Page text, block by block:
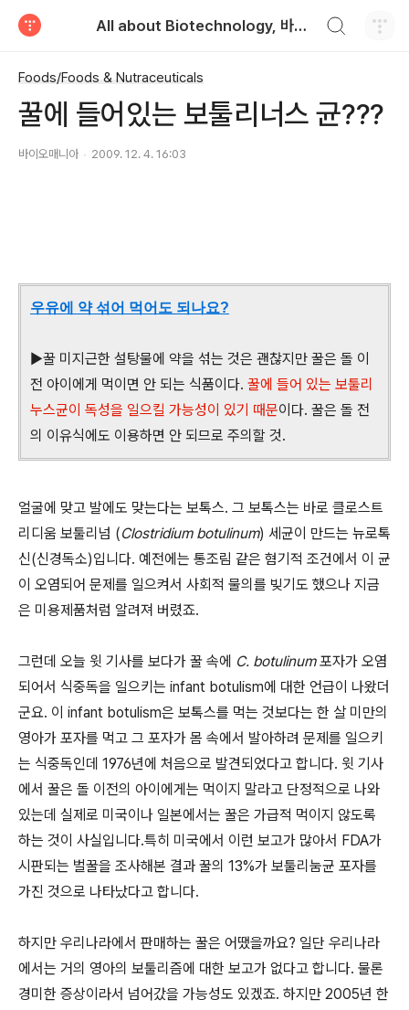
All about Biotechnology, 바이오텍의 모든 것
Foods/Foods & Nutraceuticals
꿀에 들어있는 보툴리너스 균???
바이오매니아 2009. 12. 4. 16:03
우유에 약 섞어 먹어도 되나요?
▶꿀 미지근한 설탕물에 약을 섞는 것은 괜찮지만 꿀은 돌 이
전 아이에게 먹이면 안 되는 식품이다. 꿀에 들어 있는 보툴리
누스균이 독성을 일으킬 가능성이 있기 때문이다. 꿀은 돌 전
의 이유식에도 이용하면 안 되므로 주의할 것.
얼굴에 맞고 발에도 맞는다는 보톡스. 그 보톡스는 바로 클로스트
리디움 보툴리넘 (Clostridium botulinum) 세균이 만드는 뉴로톡
신(신경독소)입니다. 예전에는 통조림 같은 혐기적 조건에서 이 균
이 오염되어 문제를 일으켜서 사회적 물의를 빚기도 했으나 지금
은 미용제품처럼 알려져 버렸죠.
그런데 오늘 윗 기사를 보다가 꿀 속에 C. botulinum포자가 오염
되어서 식중독을 일으키는 infant botulism에 대한 언급이 나왔더
군요. 이 infant botulism은 보톡스를 먹는 것보다는 한 살 미만의
영아가 포자를 먹고 그 포자가 몸 속에서 발아하려 문제를 일으키
는 식중독인데 1976년에 처음으로 발견되었다고 합니다. 윗 기사
에서 꿀은 돌 이전의 아이에게는 먹이지 말라고 단정적으로 나와
있는데 실제로 미국이나 일본에서는 꿀은 가급적 먹이지 않도록
하는 것이 사실입니다.특히 미국에서 이런 보고가 많아서 FDA가
시판되는 벌꿀을 조사해본 결과 꿀의 13%가 보툴리눔균 포자를
가진 것으로 나타났다고 합니다.
하지만 우리나라에서 판매하는 꿀은 어땠을까요? 일단 우리나라
에서는 거의 영아의 보툴리즘에 대한 보고가 없다고 합니다. 물론
경미한 증상이라서 넘어갔을 가능성도 있겠죠. 하지만 2005년 한